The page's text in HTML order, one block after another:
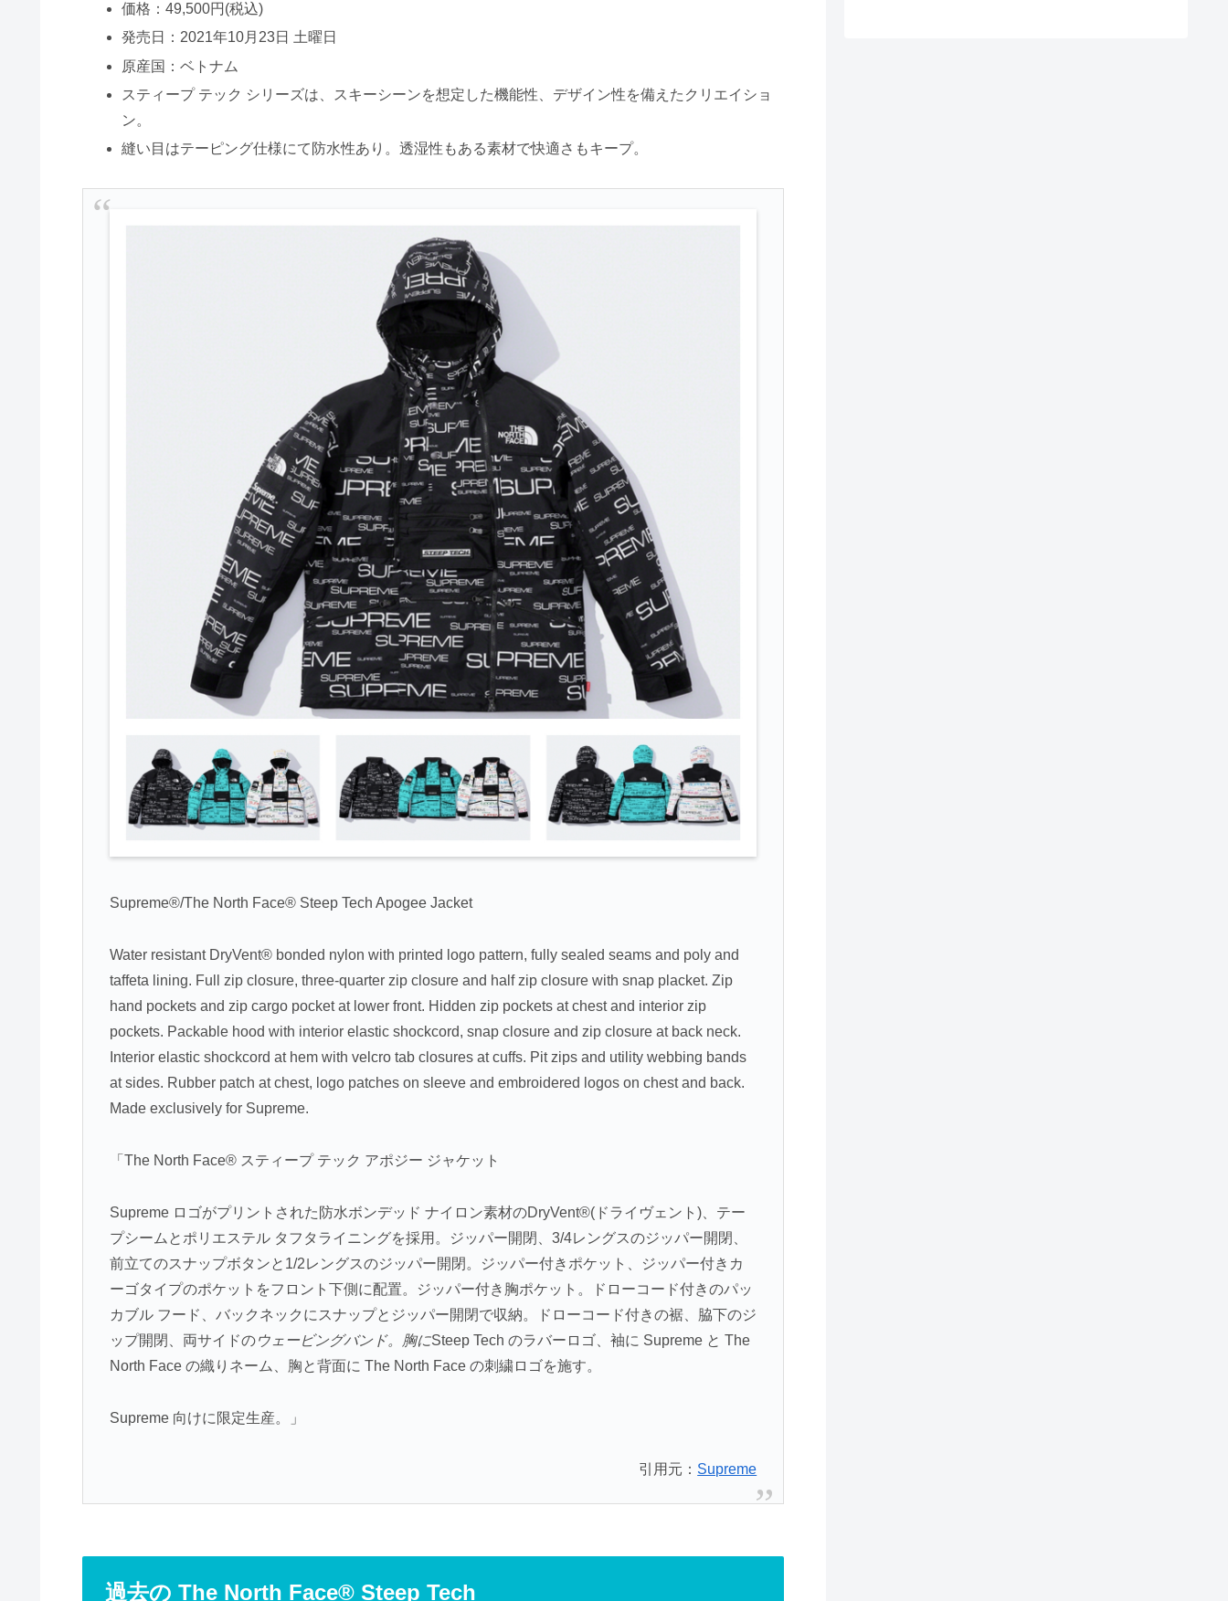
価格：49,500円(税込)
発売日：2021年10月23日 土曜日
原産国：ベトナム
スティープ テック シリーズは、スキーシーンを想定した機能性、デザイン性を備えたクリエイショ
ン。
縫い目はテーピング仕様にて防水性あり。透湿性もある素材で快適さもキープ。
Supreme®/The North Face® Steep Tech Apogee Jacket
Water resistant DryVent® bonded nylon with printed logo pattern, fully sealed seams and poly and
taffeta lining. Full zip closure, three-quarter zip closure and half zip closure with snap placket. Zip
hand pockets and zip cargo pocket at lower front. Hidden zip pockets at chest and interior zip
pockets. Packable hood with interior elastic shockcord, snap closure and zip closure at back neck.
Interior elastic shockcord at hem with velcro tab closures at cuffs. Pit zips and utility webbing bands
at sides. Rubber patch at chest, logo patches on sleeve and embroidered logos on chest and back.
Made exclusively for Supreme.
「The North Face® スティープ テック アポジー ジャケット
Supreme ロゴがプリントされた防水ボンデッド ナイロン素材のDryVent®(ドライヴェント)、テー
プシームとポリエステル タフタライニングを採用。ジッパー開閉、3/4レングスのジッパー開閉、
前立てのスナップボタンと1/2レングスのジッパー開閉。ジッパー付きポケット、ジッパー付きカ
ーゴタイプのポケットをフロント下側に配置。ジッパー付き胸ポケット。ドローコード付きのパッ
カブル フード、バックネックにスナップとジッパー開閉で収納。ドローコード付きの裾、脇下のジ
ップ開閉、両サイドのウェービングバンド。胸にSteep Tech のラバーロゴ、袖に Supreme と The
North Face の織りネーム、胸と背面に The North Face の刺繍ロゴを施す。
Supreme 向けに限定生産。」
引用元： Supreme
過去の The North Face® Steep Tech